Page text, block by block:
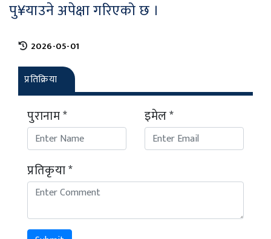
पु¥याउने अपेक्षा गरिएको छ ।
2026-05-01
प्रतिक्रिया
पुरानाम * इमेल *
प्रतिकृया *